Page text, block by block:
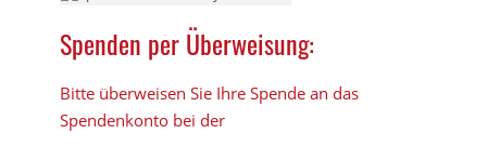
Spenden per Überweisung:
Bitte überweisen Sie Ihre Spende an das
Spendenkonto bei der